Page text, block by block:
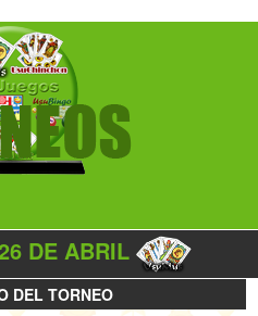
DE ABRIL
DEL TORNEO